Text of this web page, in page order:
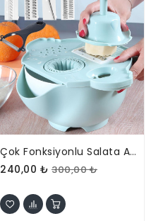
Çok Fonksiyonlu Salata Aparatı - Süzgeçli Doğrayıcı Kase
240,00 ₺ 300,00 ₺